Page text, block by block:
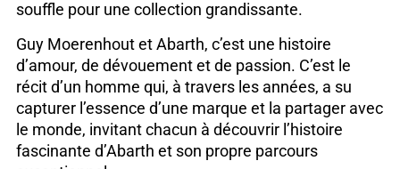
souffle pour une collection grandissante.
Guy Moerenhout et Abarth, c’est une histoire
d’amour, de dévouement et de passion. C’est le
récit d’un homme qui, à travers les années, a su
capturer l’essence d’une marque et la partager avec
le monde, invitant chacun à découvrir l’histoire
fascinante d’Abarth et son propre parcours